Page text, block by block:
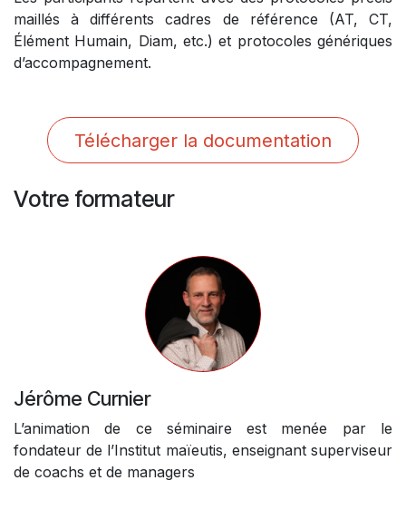
maillés à différents cadres de référence (AT, CT,
Élément Humain, Diam, etc.) et protocoles génériques
d’accompagnement.
Télécharger la documentation
Votre formateur
Jérôme Curnier
L’animation de ce séminaire est menée par le
fondateur de l’Institut maïeutis, enseignant superviseur
de coachs et de managers